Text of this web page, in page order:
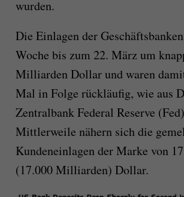
wurden.
Die Einlagen der
Woche bis zum 22. März um
Milliarden Dollarund waren
Mal in Folge rückläufig, wie aus
ZentralbankFederal Reserve (Fed)
Mittlerweile nähern sich die
Kundeneinlagen der Marke von
(17.000 Milliarden) Dollar.